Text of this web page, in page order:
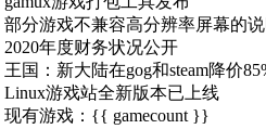
部分游戏不兼容高分辨率屏幕的说
2020年度财务状况公开
王国：新大陆在gog和steam降价
Linux游戏站全新版本已上线
现有游戏：{{ gamecount }}